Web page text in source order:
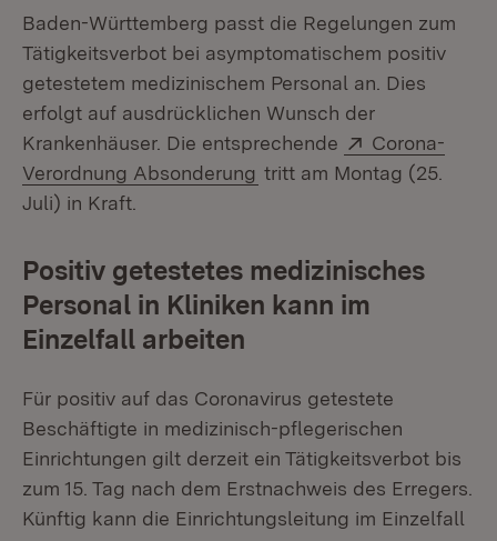
Baden-Württemberg passt die Regelungen zum
Tätigkeitsverbot bei asymptomatischem positiv
getestetem medizinischem Personal an. Dies
erfolgt auf ausdrücklichen Wunsch der
Krankenhäuser. Die entsprechende
Extern:
Corona-
Verordnung Absonderung (Öffnet in neuem Fenster)
tritt am Montag (25.
Juli) in Kraft.
Positiv getestetes medizinisches
Personal in Kliniken kann im
Einzelfall arbeiten
Für positiv auf das Coronavirus getestete
Beschäftigte in medizinisch-pflegerischen
Einrichtungen gilt derzeit ein Tätigkeitsverbot bis
zum 15. Tag nach dem Erstnachweis des Erregers.
Künftig kann die Einrichtungsleitung im Einzelfall